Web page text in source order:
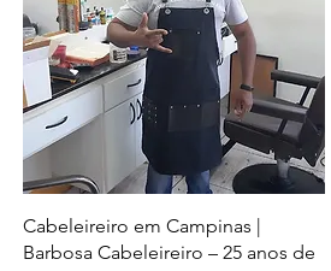
Cabeleireiro em Campinas |
Barbosa Cabeleireiro – 25 anos de